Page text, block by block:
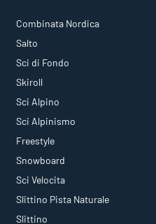
Combinata Nordica
Salto
Sci di Fondo
Skiroll
Sci Alpino
Sci Alpinismo
Freestyle
Snowboard
Sci Velocita
Slittino Pista Naturale
Slittino